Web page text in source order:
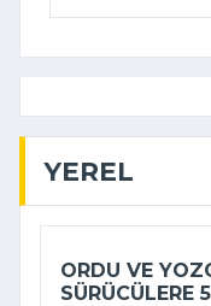
YEREL
ORDU VE
SÜRÜCÜLERE